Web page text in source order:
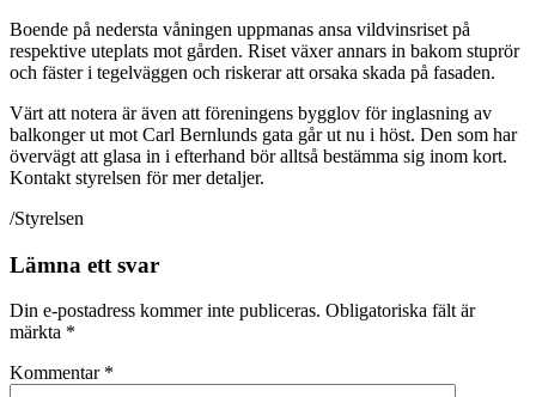
Boende på nedersta våningen uppmanas ansa vildvinsriset på
respektive uteplats mot gården. Riset växer annars in bakom stuprör
och fäster i tegelväggen och riskerar att orsaka skada på fasaden.
Värt att notera är även att föreningens bygglov för inglasning av
balkonger ut mot Carl Bernlunds gata går ut nu i höst. Den som har
övervägt att glasa in i efterhand bör alltså bestämma sig inom kort.
Kontakt styrelsen för mer detaljer.
/Styrelsen
Lämna ett svar
Din e-postadress kommer inte publiceras. Obligatoriska fält är
märkta *
Kommentar *